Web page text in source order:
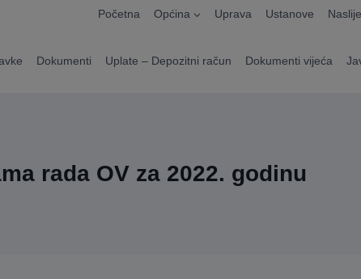
Početna Općina Uprava Ustanove
Dokumenti Uplate – Depozitni račun Dokumenti vijeća
rada OV za 2022. godinu